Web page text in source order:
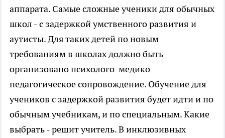
аппарата. Самые сложные ученики для обычных
школ - с задержкой умственного развития и
аутисты. Для таких детей по новым
требованиям в школах должно быть
организовано психолого-медико-
педагогическое сопровождение. Обучение для
учеников с задержкой развития будет идти и по
обычным учебникам, и по специальным. Какие
выбрать - решит учитель. В инклюзивных